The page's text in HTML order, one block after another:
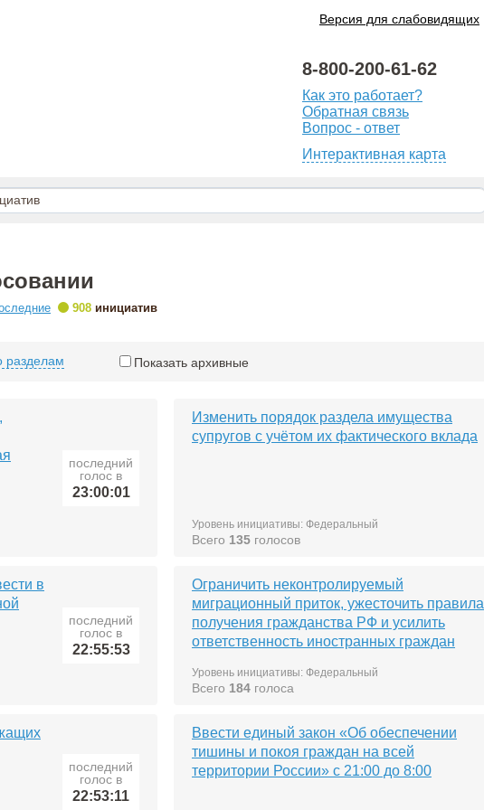
Версия для слабовидящих
8-800-200-61-62
Как это работает?
Обратная связь
Вопрос - ответ
Интерактивная карта
•
908 инициатив
разделам Показать архивные
последний
голос в
23:00:01
Изменить порядок раздела имущества
супругов с учётом их фактического вклада
Уровень инициативы: Федеральный
Всего 135 голосов
последний
голос в
22:55:53
в
Ограничить неконтролируемый
миграционный приток, ужесточить правила
получения гражданства РФ и усилить
ответственность иностранных граждан
Уровень инициативы: Федеральный
Всего 184 голоса
последний
голос в
22:53:11
Ввести единый закон «Об обеспечении
тишины и покоя граждан на всей
территории России» с 21:00 до 8:00